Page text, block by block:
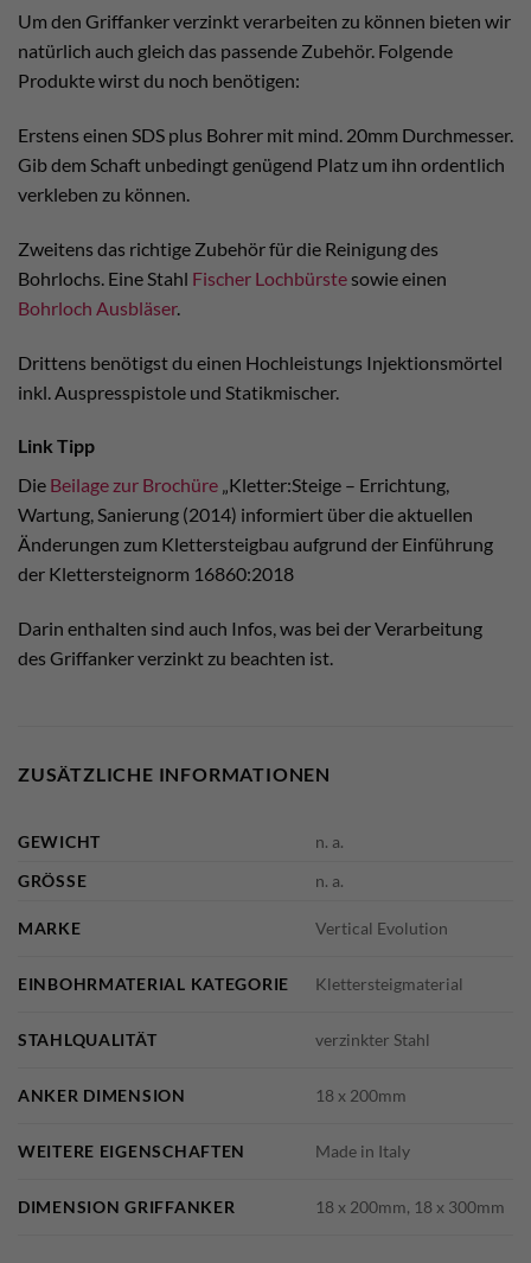
Um den Griffanker verzinkt verarbeiten zu können bieten wir
natürlich auch gleich das passende Zubehör. Folgende
Produkte wirst du noch benötigen:
Erstens einen SDS plus Bohrer mit mind. 20mm Durchmesser.
Gib dem Schaft unbedingt genügend Platz um ihn ordentlich
verkleben zu können.
Zweitens das richtige Zubehör für die Reinigung des
Bohrlochs. Eine Stahl Fischer Lochbürste sowie einen
Bohrloch Ausbläser.
Drittens benötigst du einen Hochleistungs Injektionsmörtel
inkl. Auspresspistole und Statikmischer.
Link Tipp
Die Beilage zur Brochüre „Kletter:Steige – Errichtung,
Wartung, Sanierung (2014) informiert über die aktuellen
Änderungen zum Klettersteigbau aufgrund der Einführung
der Klettersteignorm 16860:2018
Darin enthalten sind auch Infos, was bei der Verarbeitung
des Griffanker verzinkt zu beachten ist.
ZUSÄTZLICHE INFORMATIONEN
GEWICHT
n. a.
GRÖSSE
n. a.
MARKE Vertical Evolution
EINBOHRMATERIAL KATEGORIE Klettersteigmaterial
STAHLQUALITÄT verzinkter Stahl
ANKER DIMENSION 18 x 200mm
WEITERE EIGENSCHAFTEN Made in Italy
DIMENSION GRIFFANKER 18 x 200mm, 18 x 300mm